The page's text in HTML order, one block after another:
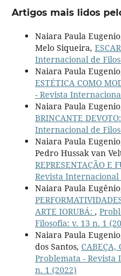
Artigos mais lidos
Naiara Paula
Melo Siqueira,
Internacional de
Naiara Paula
ESTÉTICA COMO
- Revista
Naiara Paula
BRINCANTE DEVOTO:
Internacional de
Naiara Paula
Pedro Hussak van
REPRESENTAÇÃO E
Revista Internacional
Naiara Paula
ARTE IORUBÁ: ,
Filosofia: v. 13 n. 1
Naiara Paula
dos Santos, CABEÇA,
Problemata - Revista
n. 1 (2022)